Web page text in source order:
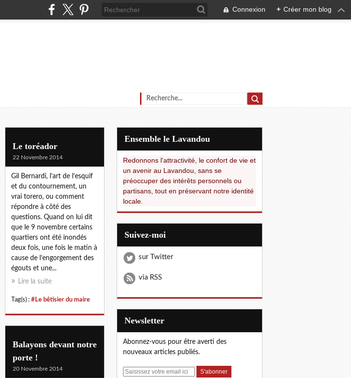
Connexion + Créer mon blog
Le toréador
22 Novembre 2014
Gil Bernardi, l’art de l’esquif
et du contournement, un
vrai torero, ou comment
répondre à côté des
questions. Quand on lui dit
que le 9 novembre certains
quartiers ont été inondés
deux fois, une fois le matin à
cause de l’engorgement des
égouts et une...
Lire la suite
Tag(s) : #Le bêtisier du maire
Balayons devant notre
porte !
20 Novembre 2014
Ensemble le Lavandou
Redonnons l'attractivité, le confort de vie et
un avenir au Lavandou, sans se
préoccuper des intérêts personnels ou
partisans, tout en préservant notre identité
locale.
Suivez-moi
sur Twitter
via RSS
Newsletter
Abonnez-vous pour être averti des
nouveaux articles publiés.
E